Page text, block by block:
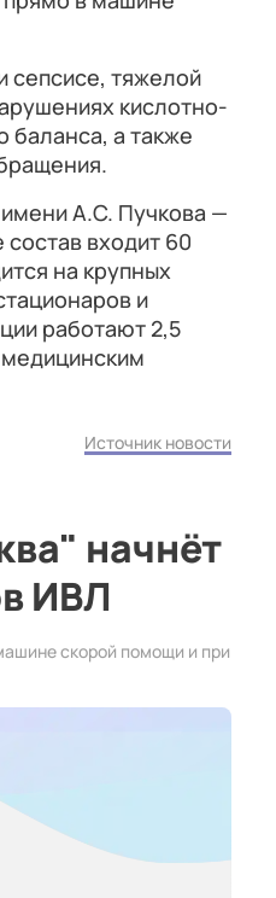
сепсисе, тяжелой
кислотно-
баланса, а также
А.С. Пучкова —
входит 60
на крупных
и
работают 2,5
Источник новости
начнёт
ИВЛ
скорой помощи и при